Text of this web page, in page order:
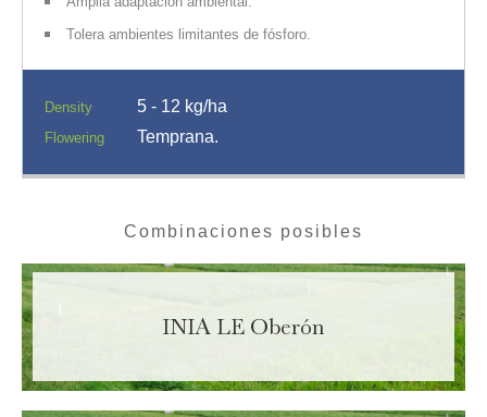
Tolera ambientes limitantes de fósforo.
Density 5 - 12 kg/ha
Flowering Temprana.
Combinaciones posibles
INIA LE Oberón